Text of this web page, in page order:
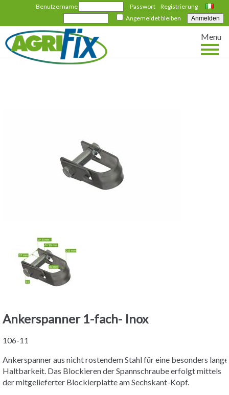
Italiano
Registrierung
Benutzername
Passwort
Angemeldet bleiben
Menu
Ankerspanner 1-fach- Inox
106-11
Ankerspanner aus nicht rostendem Stahl für eine besonders lange
Haltbarkeit. Das Blockieren der Spannschraube erfolgt mittels
der mitgelieferter Blockierplatte am Sechskant-Kopf.